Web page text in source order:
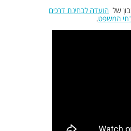
של הועדה לבחינת דרכים
המשפט.